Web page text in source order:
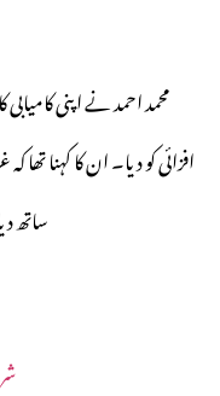
محمد احمد نے اپنی
افزائی کو دیا۔ ان کا کہنا
ساتھ
شرح